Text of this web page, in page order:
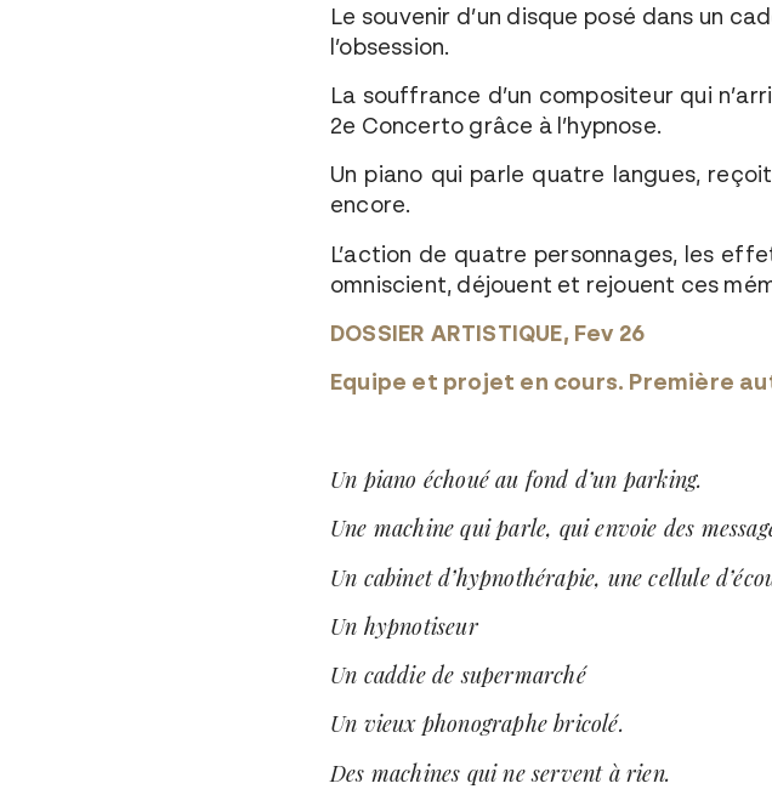
Le souvenir d’un disque posé dans un
l’obsession.
La souffrance d’un compositeur qui
2e Concerto grâce à l’hypnose.
Un piano qui parle quatre langues,
encore.
L’action de quatre personnages, les
omniscient, déjouent et rejouent ces
DOSSIER ARTISTIQUE, Fev 26
Equipe et projet en cours. Première
Un piano échoué au fond d’un parking.
Une machine qui parle, qui envoie des
Un cabinet d’hypnothérapie, une cellule
Un hypnotiseur
Un caddie de supermarché
Un vieux phonographe bricolé.
Des machines qui ne servent à rien.